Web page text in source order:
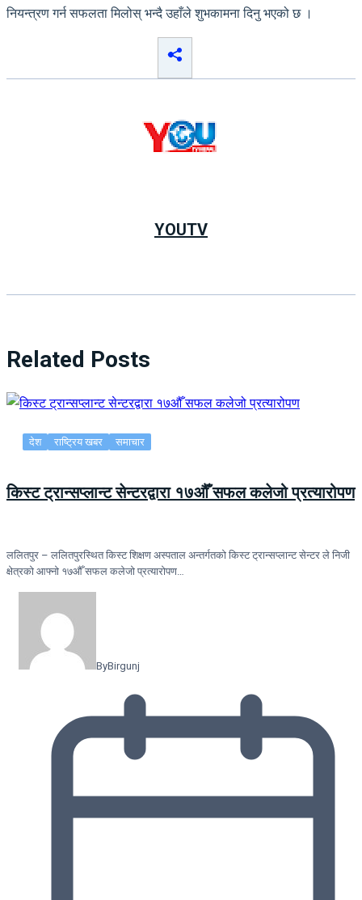
नियन्त्रण गर्न सफलता मिलोस् भन्दै उहाँले शुभकामना दिनु भएको छ ।
YOUTV
Related Posts
देश राष्ट्रिय खबर समाचार
किस्ट ट्रान्सप्लान्ट सेन्टरद्वारा १७औँ सफल कलेजो प्रत्यारोपण
ललितपुर – ललितपुरस्थित किस्ट शिक्षण अस्पताल अन्तर्गतको किस्ट ट्रान्सप्लान्ट सेन्टर ले निजी
क्षेत्रको आफ्नो १७औँ सफल कलेजो प्रत्यारोपण…
ByBirgunj